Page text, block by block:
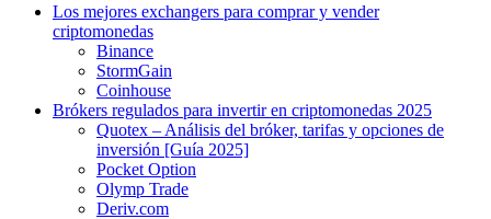
Los mejores exchangers para comprar y vender
criptomonedas
Binance
StormGain
Coinhouse
Brókers regulados para invertir en criptomonedas 2025
Quotex – Análisis del bróker, tarifas y opciones de
inversión [Guía 2025]
Pocket Option
Olymp Trade
Deriv.com